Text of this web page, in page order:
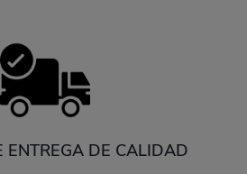
ENTREGA DE CALIDAD